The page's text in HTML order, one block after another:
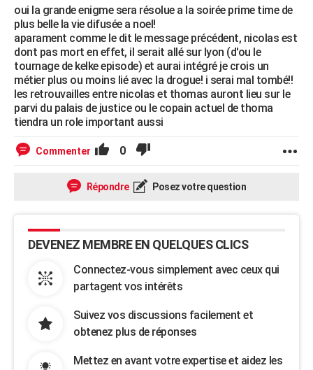
COPAINS D'AVANT
S'inscrire
Se connecter
Lycées
Collèges
Primaires
Universités
Entreprises
Service militaire
Avis de recherche
AVIS DE DÉCÈS
FORUM
Bricolage
Lifestyle
Culture
Sport
Auto
Television
Voyage
Cinema
oui la grande enigme sera résolue a la soirée prime time de
plus belle la vie difusée a noel!
aparament comme le dit le message précédent, nicolas est
dont pas mort en effet, il serait allé sur lyon (d'ou le
tournage de kelke episode) et aurai intégré je crois un
métier plus ou moins lié avec la drogue! i serai mal tombé!!
les retrouvailles entre nicolas et thomas auront lieu sur le
parvi du palais de justice ou le copain actuel de thoma
tiendra un role important aussi
Commenter 0
Répondre Posez votre question
DEVENEZ MEMBRE EN QUELQUES CLICS
Connectez-vous simplement avec ceux qui
partagent vos intérêts
Suivez vos discussions facilement et
obtenez plus de réponses
Mettez en avant votre expertise et aidez les